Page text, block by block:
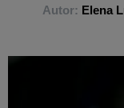
Autor: Elena